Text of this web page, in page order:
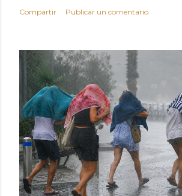
Compartir Publicar un comentario